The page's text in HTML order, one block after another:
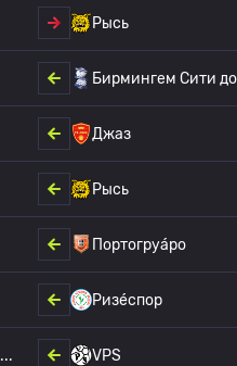
Рысь
Бирмингем Сити до
Джаз
Рысь
Портогруа́ро
Ризе́спор
VPS